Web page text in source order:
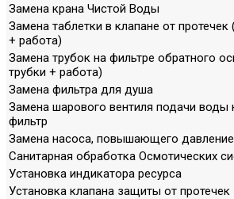
Замена крана Чистой Воды
Замена таблетки в клапане от протечек
+ работа)
Замена трубок на фильтре обратного
трубки + работа)
Замена фильтра для душа
Замена шарового вентиля подачи воды
фильтр
Замена насоса, повышающего давление
Санитарная обработка Осмотических
Установка индикатора ресурса
Установка клапана защиты от протечек